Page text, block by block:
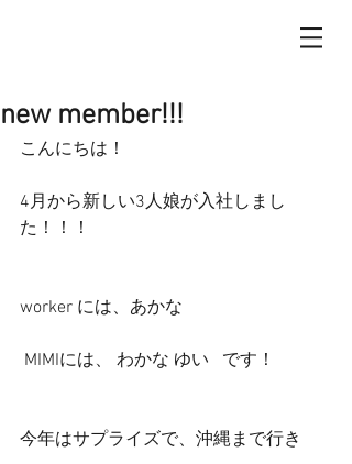
new member!!!
こんにちは！
4月から新しい3人娘が入社しまし
た！！！
worker には、あかな
MIMIには、 わかな ゆい   です！
今年はサプライズで、沖縄まで行き